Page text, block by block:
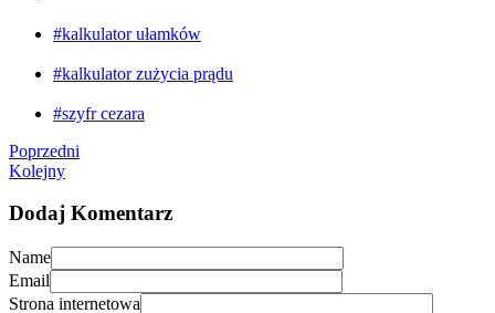
#kalkulator ułamków
#kalkulator zużycia prądu
#szyfr cezara
Poprzedni
Kolejny
Dodaj Komentarz
Name
Email
Strona internetowa